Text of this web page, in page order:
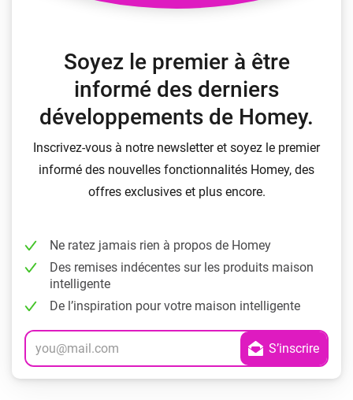
Soyez le premier à être
informé des derniers
développements de Homey.
Inscrivez-vous à notre newsletter et soyez le premier
informé des nouvelles fonctionnalités Homey, des
offres exclusives et plus encore.
Ne ratez jamais rien à propos de Homey
Des remises indécentes sur les produits maison
intelligente
De l’inspiration pour votre maison intelligente